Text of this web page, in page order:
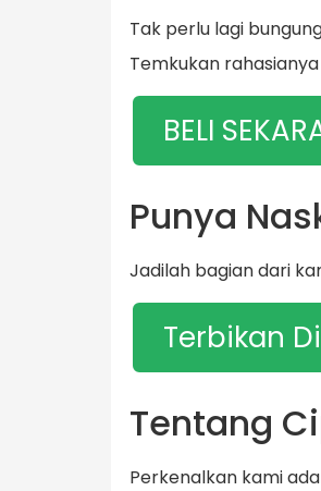
Tak perlu lagi
Temkukan rahasianya
BELI
Punya
Jadilah bagian dari
Terbikan
Tentang
Perkenalkan kami